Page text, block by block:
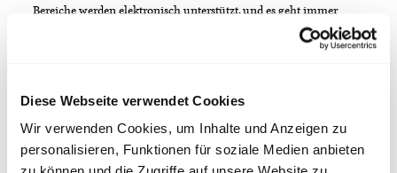
Diese Webseite verwendet Cookies
Wir verwenden Cookies, um Inhalte und Anzeigen zu
personalisieren, Funktionen für soziale Medien anbieten
Bereiche werden elektronisch unterstützt, und es geht immer
darum, die Abläufe möglichst effizient zu gestalten. Bei der
Besetzung von Führungsfunktionen zum Beispiel finden mit den
zum Gespräch ein. Die Digitalisierung hat Auswirkungen auf
Monegos Jobprofil: «25 Prozent meiner Tätigkeiten sind
Informatikaufgaben.»